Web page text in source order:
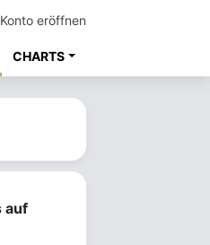
Konto eröffnen
CHARTS
auf